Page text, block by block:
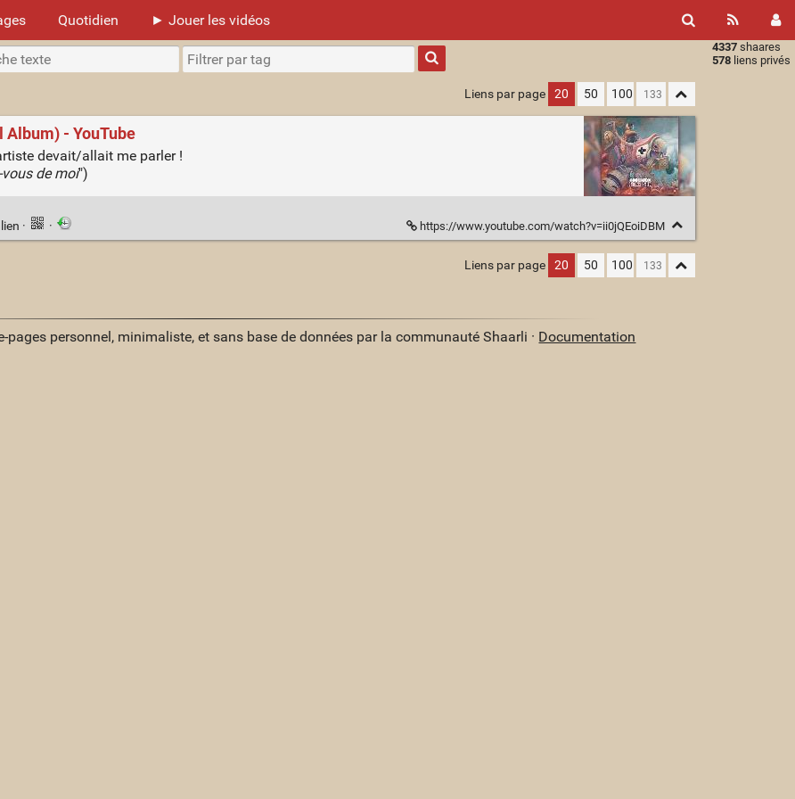
Quotidien ► Jouer les vidéos
4337 shaares
578 liens privés
Type 1 or
more
characters
results.
Liens par page 20 50 100
- YouTube
devait/allait me parler !
de moi")
· · https://www.youtube.com/watch?v=ii0jQEoiDBM
Liens par page 20 50 100
pages personnel, minimaliste, et sans base de données par la communauté Shaarli · Documentation